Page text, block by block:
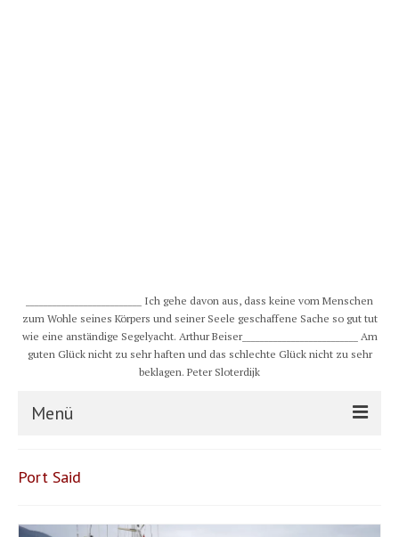
__________________________ Ich gehe davon aus, dass keine vom Menschen
zum Wohle seines Körpers und seiner Seele geschaffene Sache so gut tut
wie eine anständige Segelyacht. Arthur Beiser__________________________ Am
guten Glück nicht zu sehr haften und das schlechte Glück nicht zu sehr
beklagen. Peter Sloterdijk
Menü
Port Said